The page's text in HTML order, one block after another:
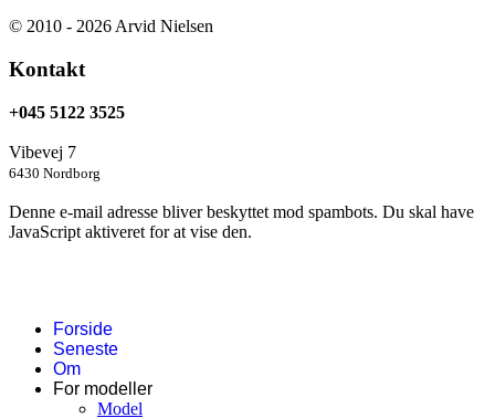
© 2010 - 2026 Arvid Nielsen
Kontakt
+045 5122 3525
Vibevej 7
6430 Nordborg
Denne e-mail adresse bliver beskyttet mod spambots. Du skal have
JavaScript aktiveret for at vise den.
Forside
Seneste
Om
For modeller
Model